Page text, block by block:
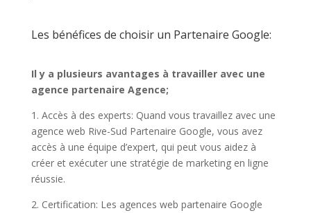
Les bénéfices de choisir un Partenaire Google:
Il y a plusieurs avantages à travailler avec une
agence partenaire Agence;
1. Accès à des experts: Quand vous travaillez avec une
agence web Rive-Sud Partenaire Google, vous avez
accès à une équipe d’expert, qui peut vous aidez à
créer et exécuter une stratégie de marketing en ligne
réussie.
2. Certification: Les agences web partenaire Google